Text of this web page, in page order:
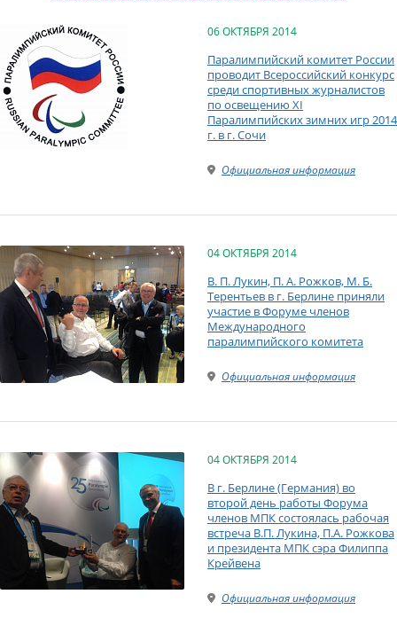
06 ОКТЯБРЯ 2014
Паралимпийский комитет России
проводит Всероссийский конкурс
среди спортивных журналистов
по освещению XI
Паралимпийских зимних игр 2014
г. в г. Сочи
Официальная информация
04 ОКТЯБРЯ 2014
В. П. Лукин, П. А. Рожков, М. Б.
Терентьев в г. Берлине приняли
участие в Форуме членов
Международного
паралимпийского комитета
Официальная информация
04 ОКТЯБРЯ 2014
В г. Берлине (Германия) во
второй день работы Форума
членов МПК состоялась рабочая
встреча В.П. Лукина, П.А. Рожкова
и президента МПК сэра Филиппа
Крейвена
Официальная информация